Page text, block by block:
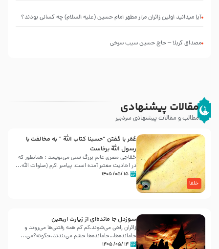
آیا میدانید اولین زائران مزار مطهر امام حسین (علیه السلام) چه کسانی بودند؟
مصداق کربلا – حاج حسین سیب سرخی
مقالات پیشنهادی
مطالب و مقالات پیشنهادی سردبیر
خلفا
عُمَر با گفتن “حسبنا كتاب اللّه ” به مخالفت با
رسول اللّه برخاست
خفاجی مصری عالم بزرگ سنی می‌نویسد : همانطور که
در احادیث معتبر آمده است، پیامبر اکرم (صلوات اللّه...
۱۵ /۰۵/ ۱۴۰۵
سوزدل جا مانده‌ای از زیارت اربعین
زائران راهی می‌شوند،کم‌ کم همه رفتنی‌ها می‌روند و
جامانده‌ها…جامانده‌ها چشم می‌بندند.چگونه؟می‌...
۱۴ /۰۵/ ۱۴۰۵